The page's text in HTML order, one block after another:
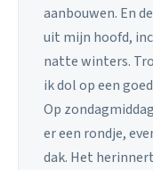
aanbouwen. En
uit mijn hoofd,
natte winters.
ik dol op een
Op
er een rondje,
dak. Het